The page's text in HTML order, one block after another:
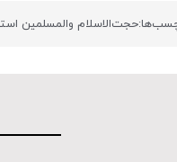
حجت‌الاسلام والمسلمین